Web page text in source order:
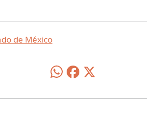
de México